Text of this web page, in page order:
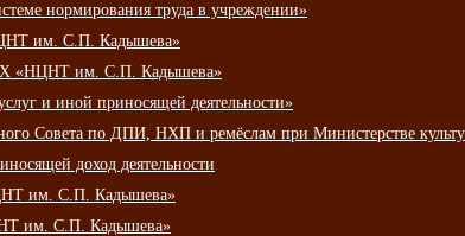
нормирования труда в учреждении»
им. С.П. Кадышева»
РХ «НЦНТ им. С.П. Кадышева»
и иной приносящей деятельности»
Совета по ДПИ, НХП и ремёслам при Министерстве
доход деятельности
им. С.П. Кадышева»
им. С.П. Кадышева»